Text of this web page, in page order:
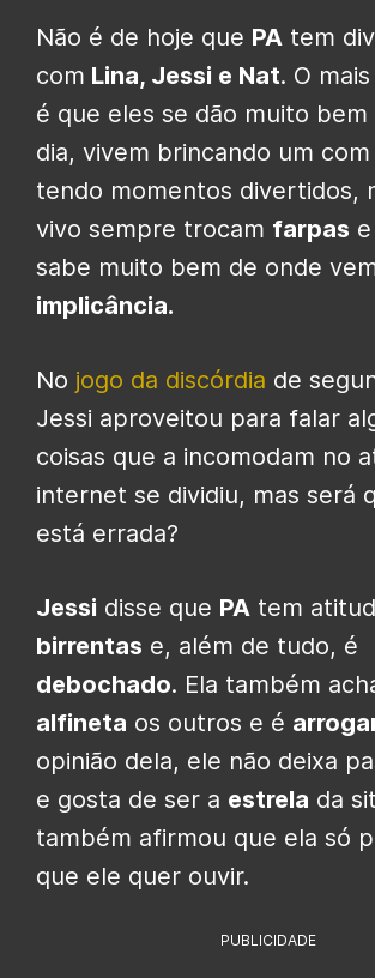
Não é de hoje que PA tem
com Lina, Jessi e Nat. O
é que eles se dão muito bem
dia, vivem brincando um
tendo momentos divertidos,
vivo sempre trocam farpas
sabe muito bem de onde
implicância.
No jogo da discórdia de
Jessi aproveitou para falar
coisas que a incomodam no
internet se dividiu, mas será
está errada?
Jessi disse que PA tem
birrentas e, além de tudo, é
debochado. Ela também
alfineta os outros e é
opinião dela, ele não deixa
e gosta de ser a estrela da
também afirmou que ela só
que ele quer ouvir.
PUBLICIDADE